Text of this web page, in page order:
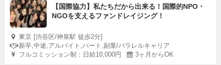
【国際協力】私たちだから出来る！国際的NPO・
NGOを支えるファンドレイジング！
東京 [渋谷区/神泉駅 徒歩2分]
新卒,中途,アルバイト,パート,副業/パラレルキャリア
フルコミッション制：日給10,000円
3ヶ月からOK